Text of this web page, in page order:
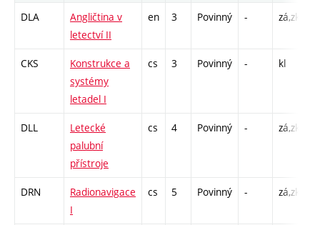
DLA
Angličtina v
letectví II
en 3 Povinný - zá,zk
CKS
Konstrukce a
systémy
letadel I
cs 3 Povinný - kl
DLL
Letecké
palubní
přístroje
cs 4 Povinný - zá,zk
DRN
Radionavigace
I
cs 5 Povinný - zá,zk